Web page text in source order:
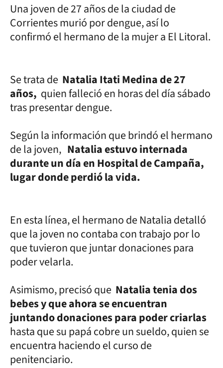
Una joven de 27 años de la ciudad de
Corrientes murió por dengue, así lo
confirmó el hermano de la mujer a El Litoral.
Se trata de Natalia Itati Medina de 27
años, quien falleció en horas del día sábado
tras presentar dengue.
Según la información que brindó el hermano
de la joven, Natalia estuvo internada
durante un día en Hospital de Campaña,
lugar donde perdió la vida.
En esta línea, el hermano de Natalia detalló
que la joven no contaba con trabajo por lo
que tuvieron que juntar donaciones para
poder velarla.
Asimismo, precisó que Natalia tenia dos
bebes y que ahora se encuentran
juntando donaciones para poder criarlas
hasta que su papá cobre un sueldo, quien se
encuentra haciendo el curso de
penitenciario.